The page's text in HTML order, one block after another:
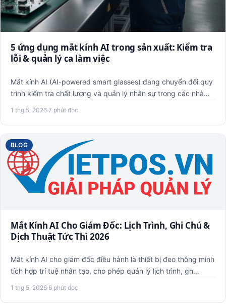
5 ứng dụng mắt kính AI trong sản xuất: Kiểm tra
lỗi & quản lý ca làm việc
Mắt kính AI (AI-powered smart glasses) đang chuyển đổi quy
trình kiểm tra chất lượng và quản lý nhân sự trong các nhà
1 thg 5, 2026·7 phút đọc
BLOG
Mắt Kính AI Cho Giám Đốc: Lịch Trình, Ghi Chú &
Dịch Thuật Tức Thì 2026
Mắt kính AI cho giám đốc điều hành là thiết bị đeo thông minh
tích hợp trí tuệ nhân tạo, cho phép quản lý lịch trình, gh…
1 thg 5, 2026·6 phút đọc